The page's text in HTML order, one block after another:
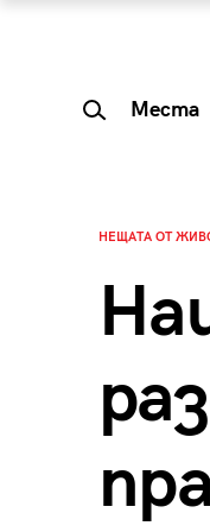
Места
НЕЩАТА ОТ